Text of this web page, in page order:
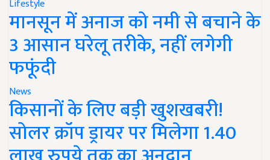
Lifestyle
मानसून में अनाज को नमी से बचाने के
3 आसान घरेलू तरीके, नहीं लगेगी
फफूंदी
News
किसानों के लिए बड़ी खुशखबरी!
सोलर क्रॉप ड्रायर पर मिलेगा 1.40